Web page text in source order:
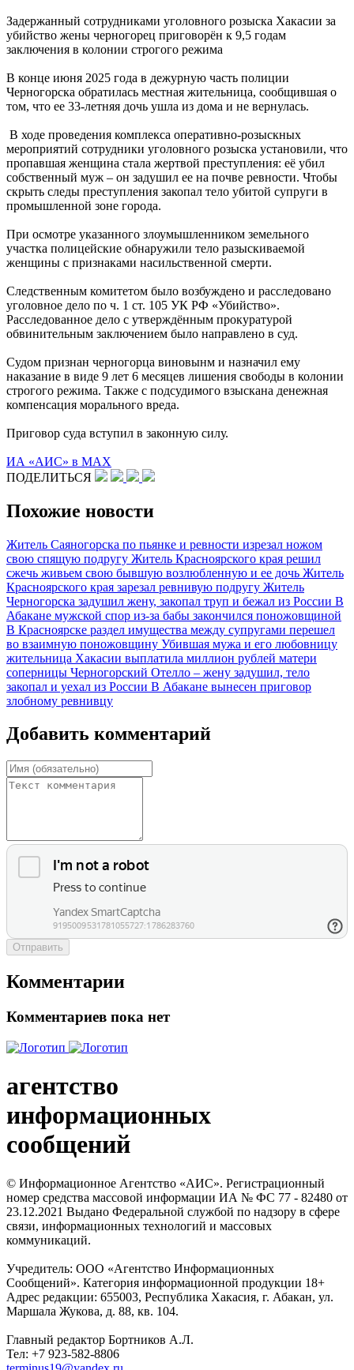
Задержанный сотрудниками уголовного розыска Хакасии за
убийство жены черногорец приговорён к 9,5 годам
заключения в колонии строгого режима
В конце июня 2025 года в дежурную часть полиции
Черногорска обратилась местная жительница, сообщившая о
том, что ее 33-летняя дочь ушла из дома и не вернулась.
В ходе проведения комплекса оперативно-розыскных
мероприятий сотрудники уголовного розыска установили, что
пропавшая женщина стала жертвой преступления: её убил
собственный муж – он задушил ее на почве ревности. Чтобы
скрыть следы преступления закопал тело убитой супруги в
промышленной зоне города.
При осмотре указанного злоумышленником земельного
участка полицейские обнаружили тело разыскиваемой
женщины с признаками насильственной смерти.
Следственным комитетом было возбуждено и расследовано
уголовное дело по ч. 1 ст. 105 УК РФ «Убийство».
Расследованное дело с утверждённым прокуратурой
обвинительным заключением было направлено в суд.
Судом признан черногорца виновынм и назначил ему
наказание в виде 9 лет 6 месяцев лишения свободы в колонии
строгого режима. Также с подсудимого взыскана денежная
компенсация морального вреда.
Приговор суда вступил в законную силу.
ИА «АИС» в МАХ
ПОДЕЛИТЬСЯ
Похожие новости
Житель Саяногорска по пьянке и ревности изрезал ножом
свою спящую подругу Житель Красноярского края решил
сжечь живьем свою бывшую возлюбленную и ее дочь Житель
Красноярского края зарезал ревнивую подругу Житель
Черногорска задушил жену, закопал труп и бежал из России В
Абакане мужской спор из-за бабы закончился поножовщиной
В Красноярске раздел имущества между супругами перешел
во взаимную поножовщину Убившая мужа и его любовницу
жительница Хакасии выплатила миллион рублей матери
соперницы Черногорский Отелло – жену задушил, тело
закопал и уехал из России В Абакане вынесен приговор
злобному ревнивцу
Добавить комментарий
Отправить
Комментарии
Комментариев пока нет
агентство
информационных
сообщений
© Информационное Агентство «АИС». Регистрационный
номер средства массовой информации ИА № ФС 77 - 82480 от
23.12.2021 Выдано Федеральной службой по надзору в сфере
связи, информационных технологий и массовых
коммуникаций.
Учредитель: ООО «Агентство Информационных
Сообщений». Категория информационной продукции 18+
Адрес редакции: 655003, Республика Хакасия, г. Абакан, ул.
Маршала Жукова, д. 88, кв. 104.
Главный редактор Бортников А.Л.
Тел: +7 923-582-8806